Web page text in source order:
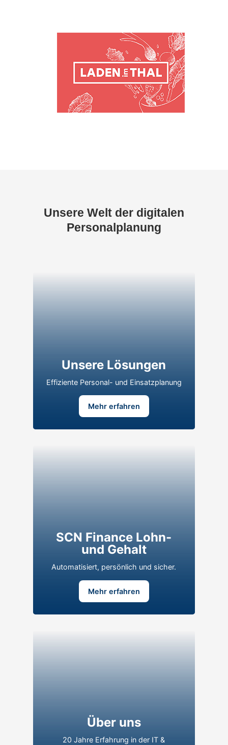
Unsere Welt der digitalen
Personalplanung
Unsere Lösungen
Effiziente Personal- und Einsatzplanung
Mehr erfahren
Jetzt Teil unseres Teams werden
Zu den Stellenangeboten
SCN Finance Lohn-
und Gehalt
Automatisiert, persönlich und sicher.
Mehr erfahren
SynComNet
Jetzt Teil unseres Teams werden
Über uns
20 Jahre Erfahrung in der IT &